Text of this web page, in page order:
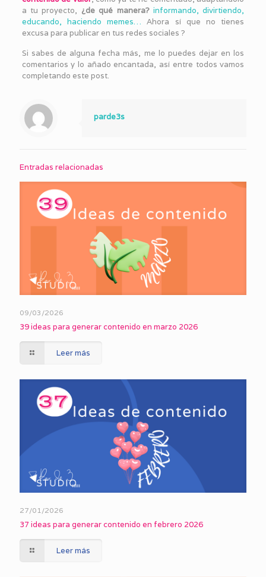
a tu proyecto, ¿de qué manera? informando, divirtiendo,
educando, haciendo memes… Ahora sí que no tienes
excusa para publicar en tus redes sociales ?
Si sabes de alguna fecha más, me lo puedes dejar en los
comentarios y lo añado encantada, así entre todos vamos
completando este post.
parde3s
Entradas relacionadas
09/03/2026
39 ideas para generar contenido en marzo 2026
Leer más
27/01/2026
37 ideas para generar contenido en febrero 2026
Leer más